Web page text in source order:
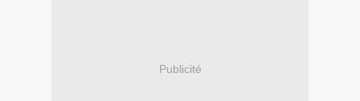
Publicité